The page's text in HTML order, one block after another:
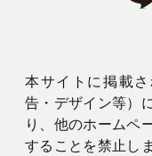
本サイトに掲載
告・デザイン等）
り、他のホームペ
することを禁止し